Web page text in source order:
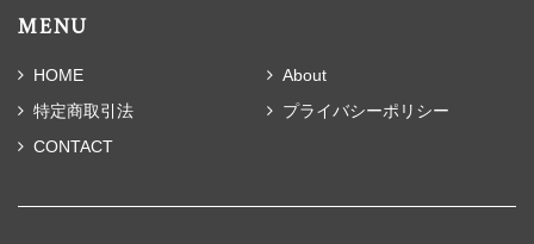
MENU
HOME
About
特定商取引法
プライバシーポリシー
CONTACT